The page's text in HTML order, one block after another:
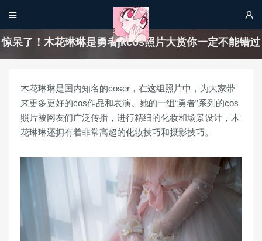
 
惊呆了！木花琳琳是勇者jkcos照片大赏你一定不能错过
木花琳琳是国内知名的coser，在这组照片中，为大家带
来更多更好的cos作品和表演。她的一组“勇者”系列的cos
照片被网友们广泛传播，进行精细的化妆和场景设计，木
花琳琳还拥有着非常高超的化妆技巧和摄影技巧。